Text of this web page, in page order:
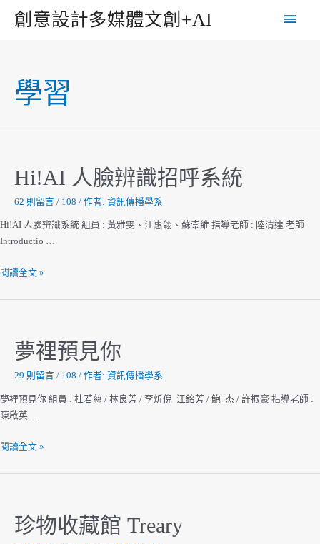
創意設計多媒體文創+AI
主
學習
Hi!AI 人臉辨識招呼系統
62 則留言 / 108 / 作者: 資訊傳播學系
Hi!AI 人臉辨識系統 組員 : 黃雅雯、江惠翎、蘇崇維 指導老師 : 陸清達 老師
Introductio …
Hi!AI
統
閱讀全文 »
夢裡預見你
29 則留言 / 108 / 作者: 資訊傳播學系
夢裡預見你 組員 : 杜若慈 / 林良芳 / 李炘倪 江銘芳 / 鮑 杰 / 許振豪 指導老師 :
陳啟英 …
夢
閱讀全文 »
珍物收藏館 Treary